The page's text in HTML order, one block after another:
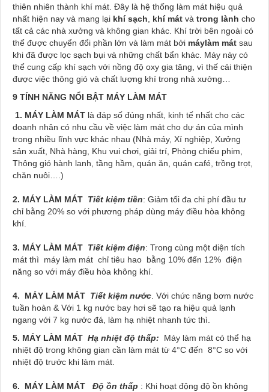
thiên nhiên thành khí mát. Đây là hệ thống làm mát hiệu quả
nhất hiện nay và mang lại khí sạch khí mát và trong lành cho
tất cả các nhà xưởng và không gian khác. Khí trời bên ngoài có
thể được chuyển đổi phần lớn và làm mát bởi máylàm mát sau
khi đã được lọc sạch bụi và những chất bẩn khác. Máy này có
thể cung cấp khí sạch với nồng độ oxy gia tăng, vì thế cải thiện
được việc thông gió và chất lượng khí trong nhà xưởng…
9 TÍNH NĂNG NỔI BẬT MÁY LÀM MÁT
1. MÁY LÀM MÁT là đáp số đúng nhất, kinh tế nhất cho các
doanh nhân có nhu cầu về việc làm mát cho dự án của mình
trong nhiều lĩnh vực khác nhau (Nhà máy, Xí nghiệp, Xưởng
sản xuất, Nhà hàng, Khu vui chơi, giải trí, Phòng chiếu phim,
Thông gió hành lanh, tầng hầm, quán ăn, quán café, trồng trọt,
chăn nuôi….)
2. MÁY LÀM MÁT Tiết kiệm tiền: Giảm tối đa chi phí đầu tư
chỉ bằng 20% so với phương pháp dùng máy điều hòa không
khí.
3. MÁY LÀM MÁT Tiết kiệm điện: Trong cùng một diện tích
mát thì máy làm mát chỉ tiêu hao bằng 10% đến 12% điện
năng so với máy điều hòa không khí.
4. MÁY LÀM MÁT Tiết kiệm nước . Với chức năng bơm nước
tuần hoàn & Với 1 kg nước bay hơi sẽ tạo ra hiệu quả lạnh
ngang với 7 kg nước đá, làm hạ nhiệt nhanh tức thì.
5. MÁY LÀM MÁT Hạ nhiệt độ thấp:
Máy làm mát có thể hạ
nhiệt độ trong không gian cần làm mát từ 4°C đến 8°C so với
nhiệt độ trước khi làm mát.
6. MÁY LÀM MÁT Độ ồn thấp : Khi hoạt động độ ồn không